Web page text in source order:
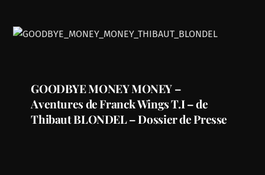
GOODBYE MONEY MONEY –
Aventures de Franck Wings T.I – de
Thibaut BLONDEL – Dossier de Presse